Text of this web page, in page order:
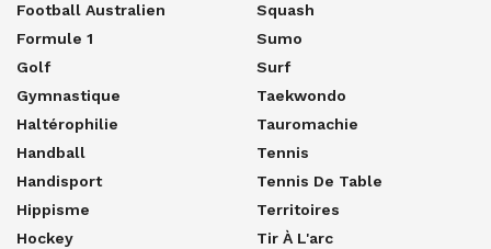
Football Australien
Formule 1
Golf
Gymnastique
Haltérophilie
Handball
Handisport
Hippisme
Hockey
Squash
Sumo
Surf
Taekwondo
Tauromachie
Tennis
Tennis De Table
Territoires
Tir À L'arc